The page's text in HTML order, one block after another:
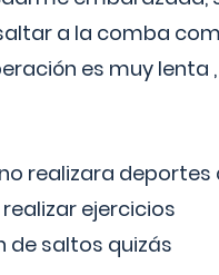
a la comba
es muy lenta
realizara deportes
ejercicios
de saltos quizás